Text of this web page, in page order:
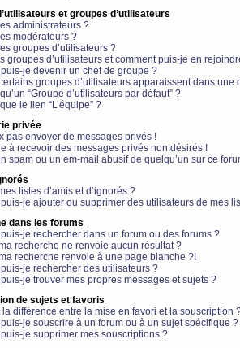
et groupes d’utilisateurs
administrateurs ?
modérateurs ?
groupes d’utilisateurs ?
groupes d’utilisateurs et comment puis-je en
je devenir un chef de groupe ?
groupes d’utilisateurs apparaissent dans une
“Groupe d’utilisateurs par défaut” ?
le lien “L’équipe” ?
privée
pas envoyer de messages privés !
à recevoir des messages privés non désirés !
spam ou un em-mail abusif de quelqu’un sur ce
listes d’amis et d’ignorés ?
je ajouter ou supprimer des utilisateurs de mes
dans les forums
je rechercher dans un forum ou des forums ?
recherche ne renvoie aucun résultat ?
recherche renvoie à une page blanche ?!
je rechercher des utilisateurs ?
je trouver mes propres messages et sujets ?
de sujets et favoris
la différence entre la mise en favori et la souscription
je souscrire à un forum ou à un sujet spécifique ?
je supprimer mes souscriptions ?